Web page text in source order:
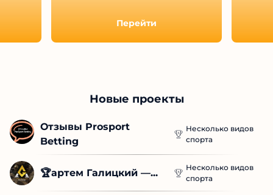
Перейти
Новые проекты
Отзывы Prosport
Betting
Несколько видов
спорта
🏆артем Галицкий —...
Несколько видов
спорта